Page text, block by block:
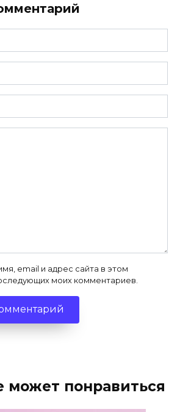
email и адрес сайта в этом
моих комментариев.
может понравиться